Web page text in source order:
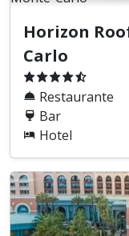
Horizon
Carlo
Restaurante
Bar
Hotel